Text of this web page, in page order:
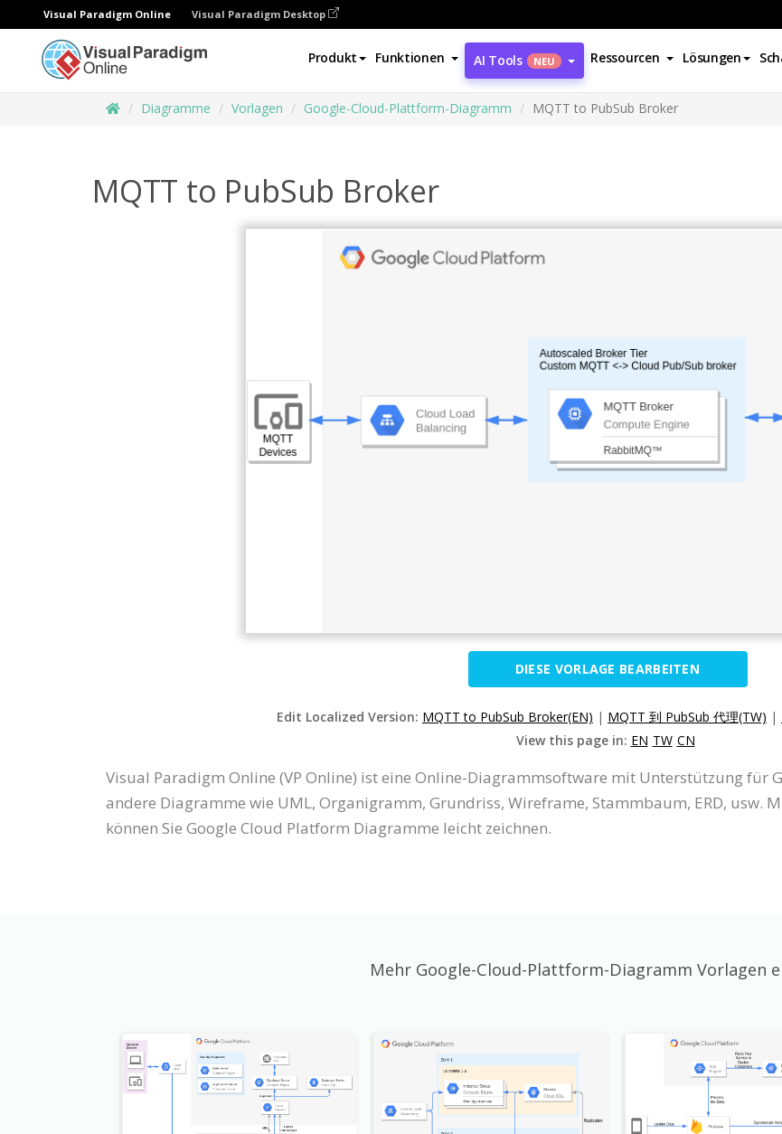
Visual Paradigm Online Visual Paradigm Desktop
Produkt Funktionen AI Tools NEU Ressourcen Lösungen
Diagramme Vorlagen Google-Cloud-Plattform-Diagramm MQTT to PubSub Broker
MQTT to PubSub Broker
DIESE VORLAGE BEARBEITEN
Edit Localized Version: MQTT to PubSub Broker(EN) | MQTT 到 PubSub 代理(TW) |
View this page in: EN TW CN
Visual Paradigm Online (VP Online) ist eine Online-Diagrammsoftware mit Unterstützung für
andere Diagramme wie UML, Organigramm, Grundriss, Wireframe, Stammbaum, ERD, usw.
können Sie Google Cloud Platform Diagramme leicht zeichnen.
Mehr Google-Cloud-Plattform-Diagramm Vorlagen